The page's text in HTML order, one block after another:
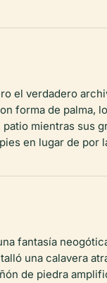
el verdadero
forma de
mientras sus
en lugar de por
fantasía
una calavera
de piedra